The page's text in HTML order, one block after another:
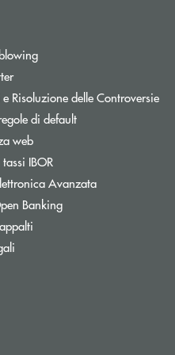
finestra
Apre una nuova finestra
Apre una nuova finestra
e Risoluzione delle Controversie
di defaultApre una nuova
webApre una nuova finestra
IBORApre una nuova finestra
AvanzataApre una nuova
BankingApre una nuova finestra